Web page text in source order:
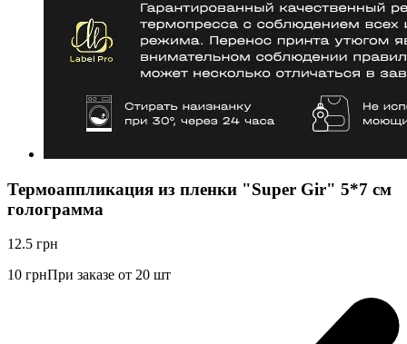
Термоаппликация из пленки "Super Gir" 5*7 см
голограмма
12.5 грн
10 грнПри заказе от 20 шт